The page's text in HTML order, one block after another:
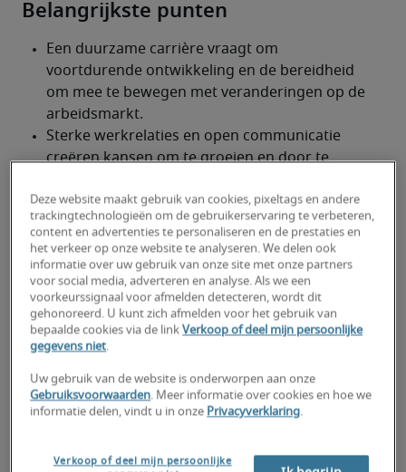
Belangrijkste punten
Deze website maakt gebruik van cookies, pixeltags en andere
trackingtechnologieën om de gebruikerservaring te verbeteren,
content en advertenties te personaliseren en de prestaties en
het verkeer op onze website te analyseren. We delen ook
informatie over uw gebruik van onze site met onze partners
voor social media, adverteren en analyse. Als we een
voorkeurssignaal voor afmelden detecteren, wordt dit
gehonoreerd. U kunt zich afmelden voor het gebruik van
bepaalde cookies via de linkVerkoop of deel mijn persoonlijke
gegevens niet.
Uw gebruik van de website is onderworpen aan onze
Gebruiksvoorwaarden. Meer informatie over cookies en hoe we
informatie delen, vindt u in onze Privacyverklaring.
Verkoop of deel mijn persoonlijke